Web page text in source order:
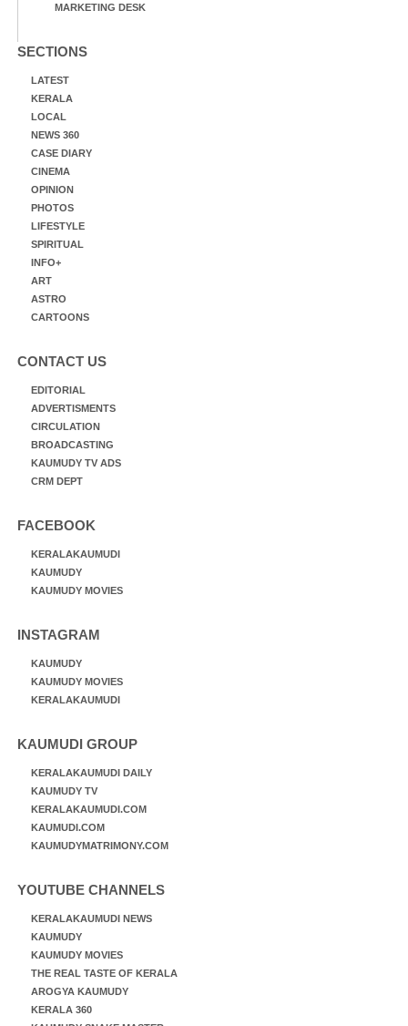
MARKETING DESK
SECTIONS
LATEST
KERALA
LOCAL
NEWS 360
CASE DIARY
CINEMA
OPINION
PHOTOS
LIFESTYLE
SPIRITUAL
INFO+
ART
ASTRO
CARTOONS
CONTACT US
EDITORIAL
ADVERTISMENTS
CIRCULATION
BROADCASTING
KAUMUDY TV ADS
CRM DEPT
FACEBOOK
KERALAKAUMUDI
KAUMUDY
KAUMUDY MOVIES
INSTAGRAM
KAUMUDY
KAUMUDY MOVIES
KERALAKAUMUDI
KAUMUDI GROUP
KERALAKAUMUDI DAILY
KAUMUDY TV
KERALAKAUMUDI.COM
KAUMUDI.COM
KAUMUDYMATRIMONY.COM
YOUTUBE CHANNELS
KERALAKAUMUDI NEWS
KAUMUDY
KAUMUDY MOVIES
THE REAL TASTE OF KERALA
AROGYA KAUMUDY
KERALA 360